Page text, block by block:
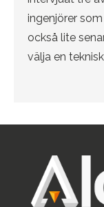
ingenjörer
också lite
välja en